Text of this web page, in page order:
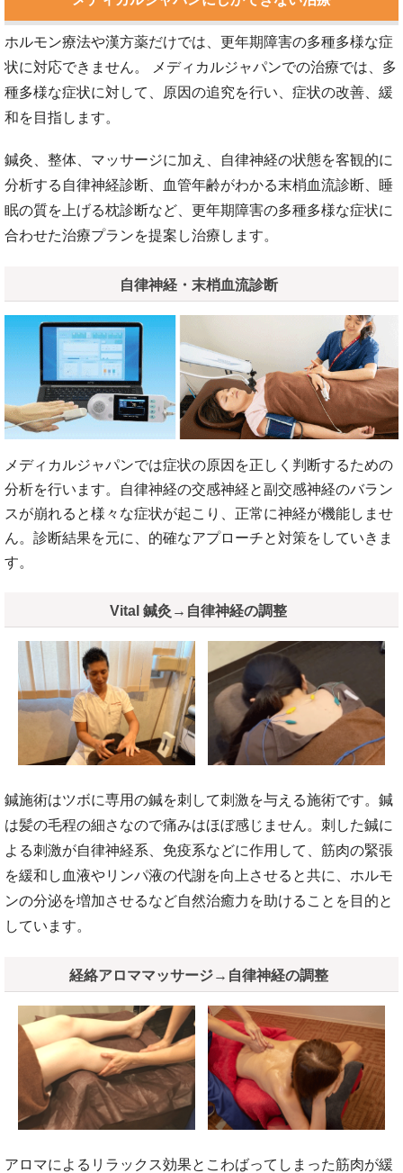
ホルモン療法や漢方薬だけでは、更年期障害の多種多様な症
状に対応できません。 メディカルジャパンでの治療では、多
種多様な症状に対して、原因の追究を行い、症状の改善、緩
和を目指します。
鍼灸、整体、マッサージに加え、自律神経の状態を客観的に
分析する自律神経診断、血管年齢がわかる末梢血流診断、睡
眠の質を上げる枕診断など、更年期障害の多種多様な症状に
合わせた治療プランを提案し治療します。
自律神経・末梢血流診断
メディカルジャパンでは症状の原因を正しく判断するための
分析を行います。自律神経の交感神経と副交感神経のバラン
スが崩れると様々な症状が起こり、正常に神経が機能しませ
ん。診断結果を元に、的確なアプローチと対策をしていきま
す。
Vital 鍼灸→自律神経の調整
鍼施術はツボに専用の鍼を刺して刺激を与える施術です。鍼
は髪の毛程の細さなので痛みはほぼ感じません。刺した鍼に
よる刺激が自律神経系、免疫系などに作用して、筋肉の緊張
を緩和し血液やリンパ液の代謝を向上させると共に、ホルモ
ンの分泌を増加させるなど自然治癒力を助けることを目的と
しています。
経絡アロママッサージ→自律神経の調整
アロマによるリラックス効果とこわばってしまった筋肉が緩